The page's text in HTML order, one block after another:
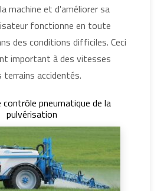
machine et d'améliorer sa
fonctionne en toute
des conditions difficiles. Ceci
important à des vitesses
terrains accidentés.
pneumatique de la
pulvérisation